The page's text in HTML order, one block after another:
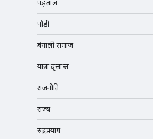
पड़ताल
पौड़ी
बंगाली समाज
यात्रा वृत्तान्त
राजनीति
राज्य
रुद्रप्रयाग